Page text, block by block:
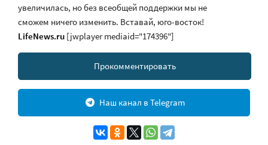
увеличилась, но без всеобщей поддержки мы не
сможем ничего изменить. Вставай, юго-восток!
LifeNews.ru [jwplayer mediaid="174396"]
Прокомментировать
Наш канал в Telegram